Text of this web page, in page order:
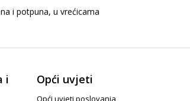
i potpuna, u vrećicama
i
Opći uvjeti
Opći uvjeti poslovanja